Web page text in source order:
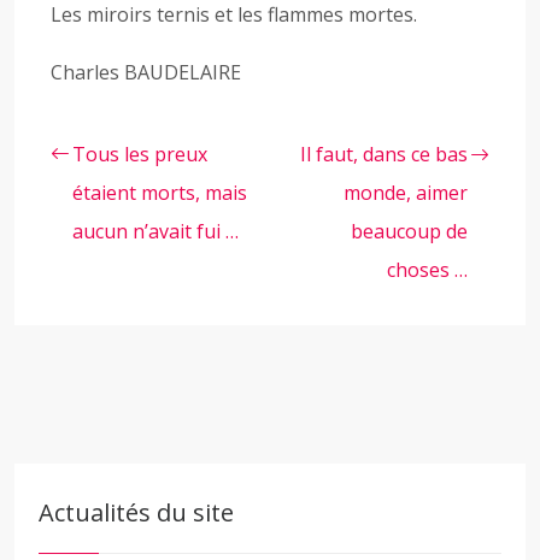
Les miroirs ternis et les flammes mortes.
Charles BAUDELAIRE
Tous les preux
étaient morts, mais
aucun n’avait fui …
Il faut, dans ce bas
monde, aimer
beaucoup de
choses …
Actualités du site